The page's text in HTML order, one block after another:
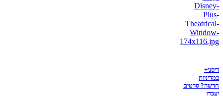
דיסני+
במדיניות
חדשה? סרטים
יעברו